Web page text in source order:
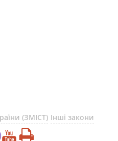
(ЗМІСТ) Інші закони